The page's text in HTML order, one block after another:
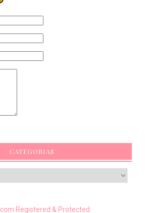
CATEGORIAS